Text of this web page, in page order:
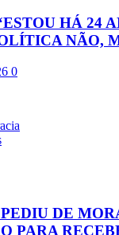
HÁ 24
NÃO,
0
DE
PARA